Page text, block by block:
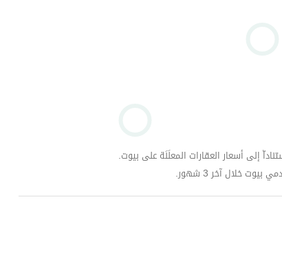
إلى أسعار العقارات المعلَنَة على بيوت.
خلال آخر 3 شهور.